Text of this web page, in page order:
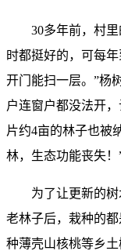
30多年前，村
时都挺好的，可每
开门能扫一层。”杨
户连窗户都没法开
片约4亩的林子也被
林，生态功能丧失！
为了让更新的
老林子后，栽种的
种薄壳山核桃等乡